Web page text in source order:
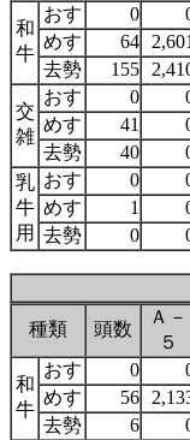
和
牛
おす 0
めす
64 2,601
去勢
155
交
雑
おす 0
めす
41
去勢
40
乳
牛
用
おす 0
めす
1
去勢
0
種類 頭数
Ａ－
５
和
牛
おす 0
めす
56
去勢
6